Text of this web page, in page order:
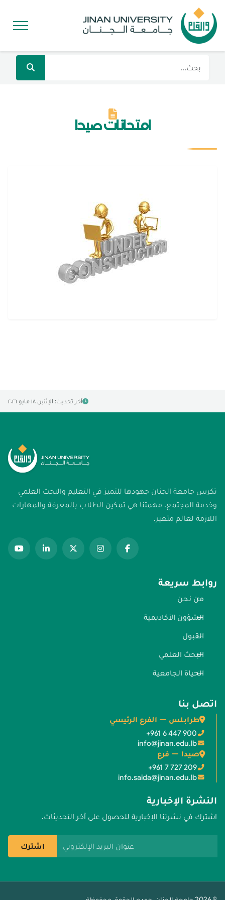
امتحانات صيدا
آخر تحديث: الإثنين ١٨ مايو ٢٠٢٦
تكرس جامعة الجنان جهودها للتميز في التعليم والبحث العلمي
وخدمة المجتمع. مهمتنا هي تمكين الطلاب بالمعرفة والمهارات
اللازمة لعالم متغير.
روابط سريعة
من نحن
الشؤون الأكاديمية
القبول
البحث العلمي
الحياة الجامعية
اتصل بنا
طرابلس — الفرع الرئيسي
+961 6 447 900
info@jinan.edu.lb
صيدا — فرع
+961 7 727 209
info.saida@jinan.edu.lb
النشرة الإخبارية
اشترك في نشرتنا الإخبارية للحصول على آخر التحديثات.
اشترك